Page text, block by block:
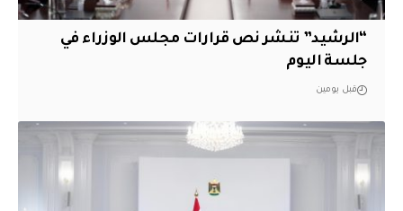
“الرشيد” تنشر نص قرارات مجلس الوزراء في
جلسة اليوم
قبل يومين